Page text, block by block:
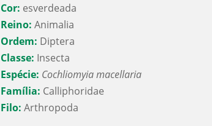
Cor: esverdeada
Reino: Animalia
Ordem: Diptera
Classe: Insecta
Espécie: Cochliomyia macellaria
Família: Calliphoridae
Filo: Arthropoda